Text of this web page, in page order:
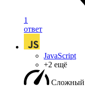
1
ответ
JavaScript
+2 ещё
Сложный